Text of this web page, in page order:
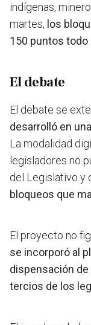
indígenas,
martes, los
150 puntos todo
El debate
El debate se
desarrolló en
La modalidad
legisladores no
del Legislativo y
bloqueos que
El proyecto no
se incorporó al
dispensación
tercios de los